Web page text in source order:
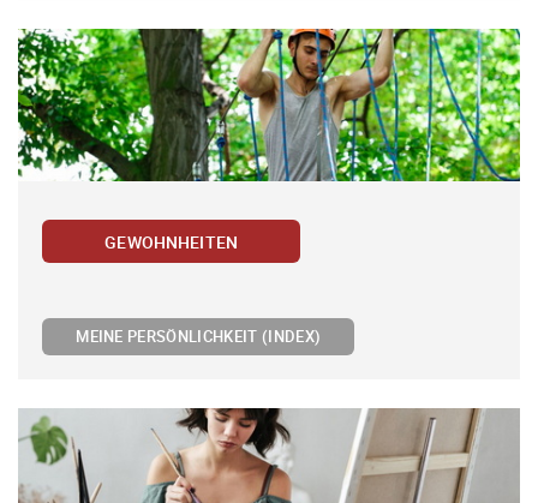
GEWOHNHEITEN
MEINE PERSÖNLICHKEIT (INDEX)